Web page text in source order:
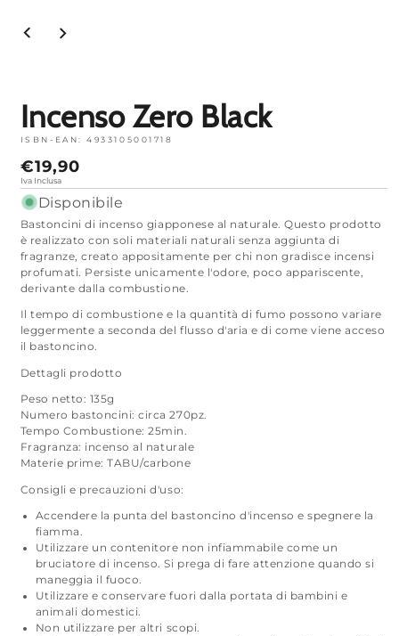
media
Incenso Zero Black
ISBN-EAN: 4933105001718
Prezzo
normale
€19,90
Iva Inclusa
Disponibile
Bastoncini di incenso giapponese al naturale. Questo prodotto
è realizzato con soli materiali naturali senza aggiunta di
fragranze, creato appositamente per chi non gradisce incensi
profumati. Persiste unicamente l'odore, poco appariscente,
derivante dalla combustione.
Il tempo di combustione e la quantità di fumo possono variare
leggermente a seconda del flusso d'aria e di come viene acceso
il bastoncino.
Dettagli prodotto
Peso netto: 135g
Numero bastoncini: circa 270pz.
Tempo Combustione: 25min.
Fragranza: incenso al naturale
Materie prime: TABU/carbone
Consigli e precauzioni d'uso:
Accendere la punta del bastoncino d'incenso e spegnere la
fiamma.
Utilizzare un contenitore non infiammabile come un
bruciatore di incenso. Si prega di fare attenzione quando si
maneggia il fuoco.
Utilizzare e conservare fuori dalla portata di bambini e
animali domestici.
Non utilizzare per altri scopi.